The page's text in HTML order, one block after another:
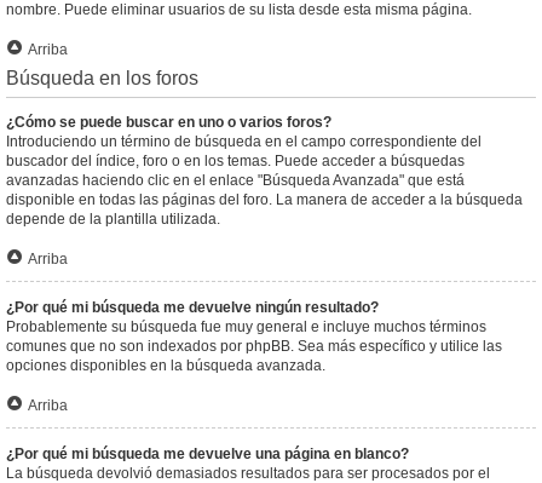
nombre. Puede eliminar usuarios de su lista desde esta misma página.
Arriba
Búsqueda en los foros
¿Cómo se puede buscar en uno o varios foros?
Introduciendo un término de búsqueda en el campo correspondiente del
buscador del índice, foro o en los temas. Puede acceder a búsquedas
avanzadas haciendo clic en el enlace "Búsqueda Avanzada" que está
disponible en todas las páginas del foro. La manera de acceder a la búsqueda
depende de la plantilla utilizada.
Arriba
¿Por qué mi búsqueda me devuelve ningún resultado?
Probablemente su búsqueda fue muy general e incluye muchos términos
comunes que no son indexados por phpBB. Sea más específico y utilice las
opciones disponibles en la búsqueda avanzada.
Arriba
¿Por qué mi búsqueda me devuelve una página en blanco?
La búsqueda devolvió demasiados resultados para ser procesados por el